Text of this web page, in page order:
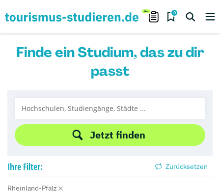
0
Finde ein Studium, das zu dir
passt
Jetzt finden
Ihre Filter: Zurücksetzen
Rheinland-Pfalz